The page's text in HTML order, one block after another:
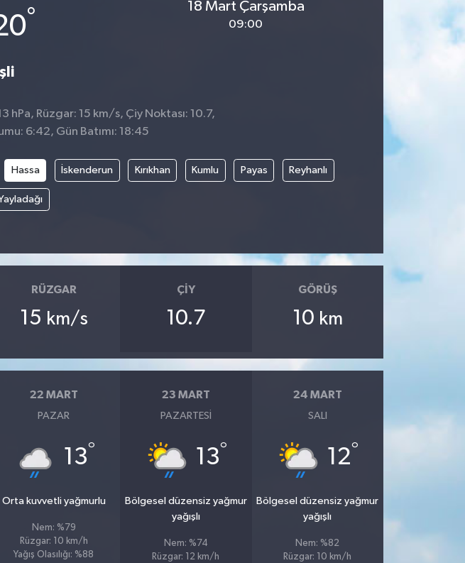
°
18 Mart Çarşamba
09:00
hPa, Rüzgar: 15 km/s, Çiy Noktası: 10.7,
6:42, Gün Batımı: 18:45
Hassa İskenderun Kırıkhan Kumlu Payas Reyhanlı
RÜZGAR
15 km/s
ÇIY
10.7
GÖRÜŞ
10 km
22 MART
PAZAR
13°
Orta kuvvetli yağmurlu
Nem: %79
Rüzgar: 10 km/h
Yağış Olasılığı: %88
23 MART
PAZARTESI
13°
Bölgesel düzensiz yağmur
yağışlı
Nem: %74
Rüzgar: 12 km/h
24 MART
SALI
12°
Bölgesel düzensiz yağmur
yağışlı
Nem: %82
Rüzgar: 10 km/h